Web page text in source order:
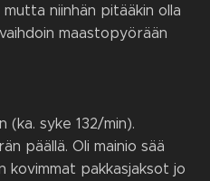
niinhän pitääkin olla
maastopyörään
(ka. syke 132/min).
päällä. Oli mainio sää
kovimmat pakkasjaksot jo